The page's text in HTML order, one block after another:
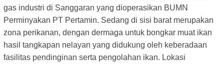
gas industri di Sanggaran yang dioperasikan BUMN
Perminyakan PT Pertamin. Sedang di sisi barat merupakan
zona perikanan, dengan dermaga untuk bongkar muat ikan
hasil tangkapan nelayan yang didukung oleh keberadaan
fasilitas pendinginan serta pengolahan ikan. Lokasi